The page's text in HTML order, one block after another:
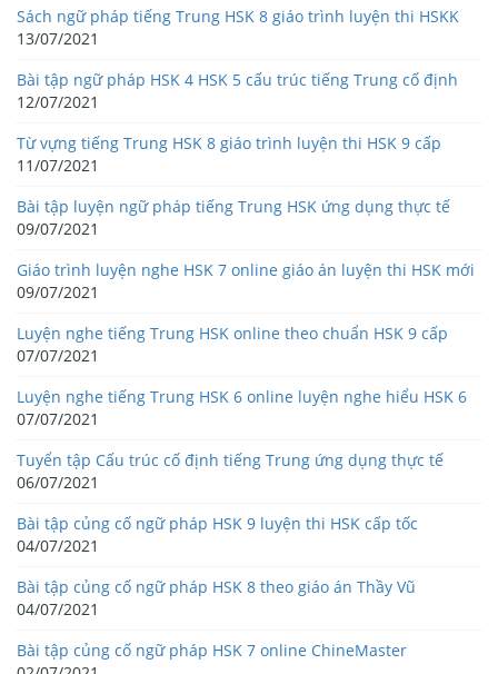
Sách ngữ pháp tiếng Trung HSK 8 giáo trình luyện thi HSKK
13/07/2021
Bài tập ngữ pháp HSK 4 HSK 5 cấu trúc tiếng Trung cố định
12/07/2021
Từ vựng tiếng Trung HSK 8 giáo trình luyện thi HSK 9 cấp
11/07/2021
Bài tập luyện ngữ pháp tiếng Trung HSK ứng dụng thực tế
09/07/2021
Giáo trình luyện nghe HSK 7 online giáo án luyện thi HSK mới
09/07/2021
Luyện nghe tiếng Trung HSK online theo chuẩn HSK 9 cấp
07/07/2021
Luyện nghe tiếng Trung HSK 6 online luyện nghe hiểu HSK 6
07/07/2021
Tuyển tập Cấu trúc cố định tiếng Trung ứng dụng thực tế
06/07/2021
Bài tập củng cố ngữ pháp HSK 9 luyện thi HSK cấp tốc
04/07/2021
Bài tập củng cố ngữ pháp HSK 8 theo giáo án Thầy Vũ
04/07/2021
Bài tập củng cố ngữ pháp HSK 7 online ChineMaster